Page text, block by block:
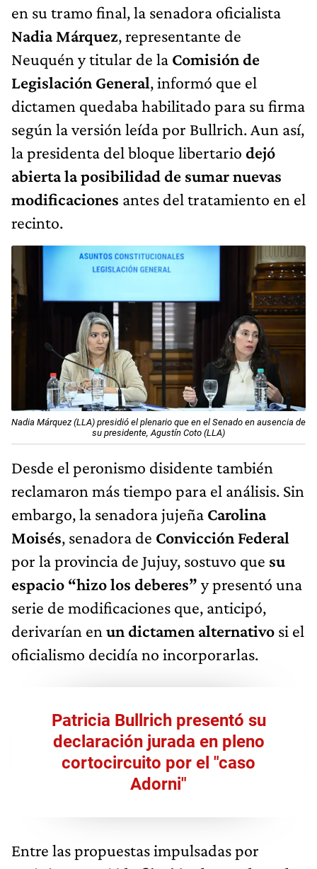
en su tramo final, la senadora oficialista
Nadia Márquez, representante de
Neuquén y titular de la Comisión de
Legislación General, informó que el
dictamen quedaba habilitado para su firma
según la versión leída por Bullrich. Aun así,
la presidenta del bloque libertario dejó
abierta la posibilidad de sumar nuevas
modificaciones antes del tratamiento en el
recinto.
Nadia Márquez (LLA) presidió el plenario que en el Senado en ausencia de
su presidente, Agustín Coto (LLA)
Desde el peronismo disidente también
reclamaron más tiempo para el análisis. Sin
embargo, la senadora jujeña Carolina
Moisés, senadora de Convicción Federal
por la provincia de Jujuy, sostuvo que su
espacio “hizo los deberes” y presentó una
serie de modificaciones que, anticipó,
derivarían en un dictamen alternativo si el
oficialismo decidía no incorporarlas.
Patricia Bullrich presentó su
declaración jurada en pleno
cortocircuito por el "caso
Adorni"
Entre las propuestas impulsadas por